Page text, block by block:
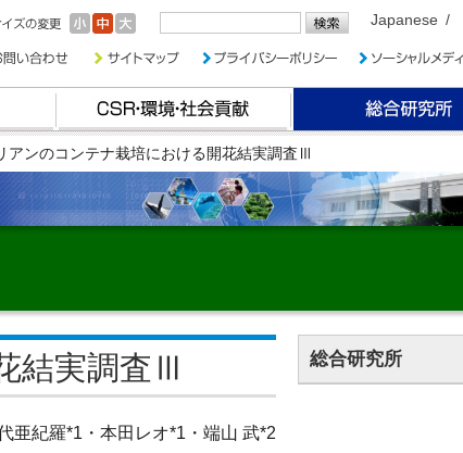
Japanese
アンのコンテナ栽培における開花結実調査Ⅲ
結実調査Ⅲ
亜紀羅*1・本田レオ*1・端山 武*2
総合研究所